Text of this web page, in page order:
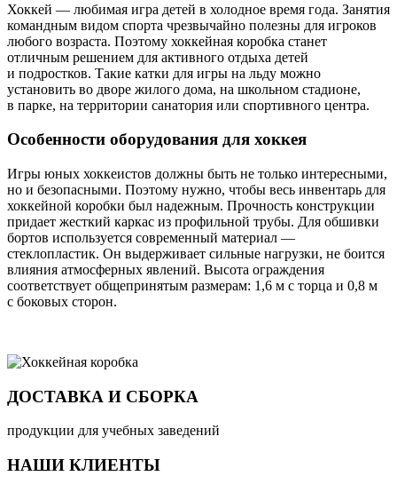
Хоккей — любимая игра детей в холодное время года. Занятия
командным видом спорта чрезвычайно полезны для игроков
любого возраста. Поэтому хоккейная коробка станет
отличным решением для активного отдыха детей
и подростков. Такие катки для игры на льду можно
установить во дворе жилого дома, на школьном стадионе,
в парке, на территории санатория или спортивного центра.
Особенности оборудования для хоккея
Игры юных хоккеистов должны быть не только интересными,
но и безопасными. Поэтому нужно, чтобы весь инвентарь для
хоккейной коробки был надежным. Прочность конструкции
придает жесткий каркас из профильной трубы. Для обшивки
бортов используется современный материал —
стеклопластик. Он выдерживает сильные нагрузки, не боится
влияния атмосферных явлений. Высота ограждения
соответствует общепринятым размерам: 1,6 м с торца и 0,8 м
с боковых сторон.
ДОСТАВКА И СБОРКА
продукции для учебных заведений
НАШИ КЛИЕНТЫ